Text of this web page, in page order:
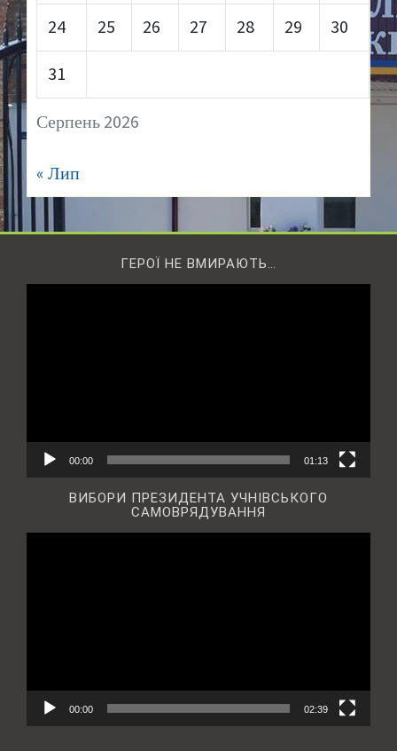
Серпень 2026
24 25 26 27 28 29 30
31
« Лип
ГЕРОЇ НЕ ВМИРАЮТЬ…
00:00 01:13
ВИБОРИ ПРЕЗИДЕНТА УЧНІВСЬКОГО
САМОВРЯДУВАННЯ
00:00 02:39